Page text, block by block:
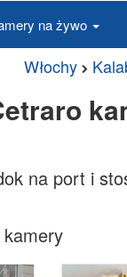
na żywo
Włochy
na port i